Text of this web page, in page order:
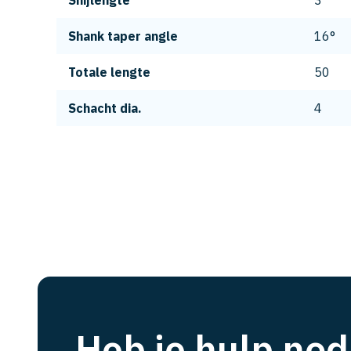
Shank taper angle 16°
Totale lengte 50
Schacht dia. 4